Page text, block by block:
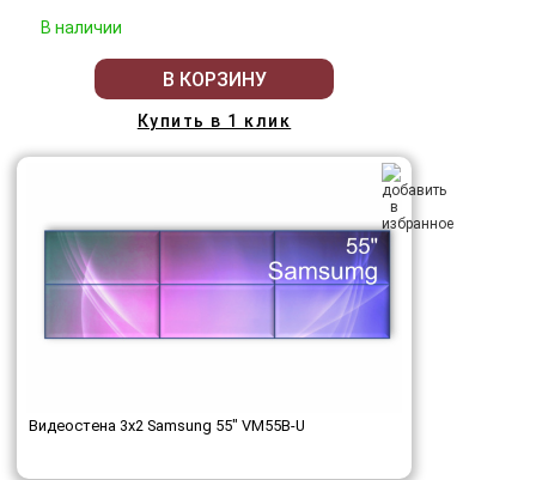
В наличии
В КОРЗИНУ
Купить в 1 клик
Видеостена 3x2 Samsung 55" VM55B-U